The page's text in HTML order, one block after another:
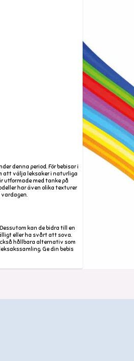
denna period. För bebisar i
att välja leksaker i naturliga
utformade med tanke på
har även olika texturer
vardagen.
kan de bidra till en
eller ha svårt att sova.
hållbara alternativ som
Ge din bebis